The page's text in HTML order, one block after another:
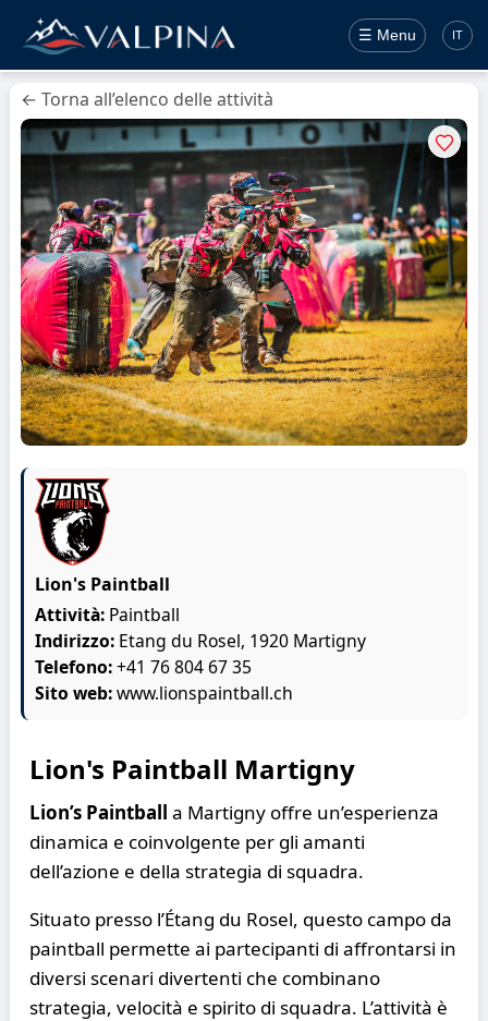
☰ Menu IT
← Torna all’elenco delle attività
Lion's Paintball
Attività: Paintball
Indirizzo: Etang du Rosel, 1920 Martigny
Telefono:+41 76 804 67 35
Sito web:www.lionspaintball.ch
Lion's Paintball Martigny
Lion’s Paintball a Martigny offre un’esperienza
dinamica e coinvolgente per gli amanti
dell’azione e della strategia di squadra.
Situato presso l’Étang du Rosel, questo campo da
paintball permette ai partecipanti di affrontarsi in
diversi scenari divertenti che combinano
strategia, velocità e spirito di squadra. L’attività è